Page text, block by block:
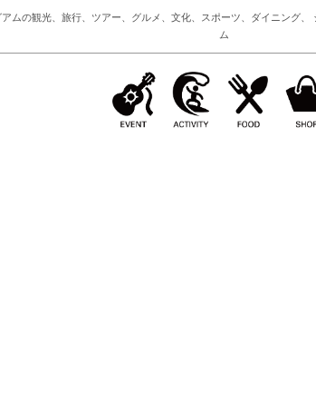
ムの観光、旅行、ツアー、グルメ、文化、スポーツ、ダイニング
ム